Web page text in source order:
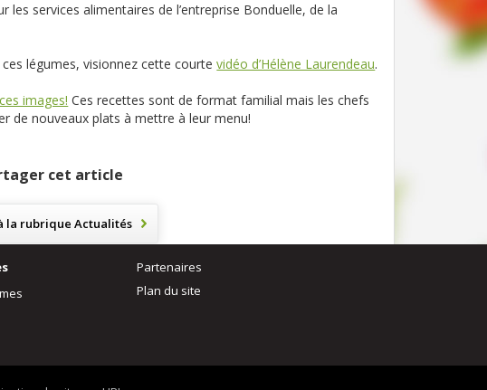
services alimentaires de l’entreprise Bonduelle, de la
légumes, visionnez cette courtevidéo d’Hélène Laurendeau.
images! Ces recettes sont de format familial mais les chefs
de nouveaux plats à mettre à leur menu!
cet article
la rubriqueActualités
Partenaires
Plan du site